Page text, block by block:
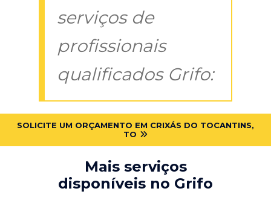
serviços de
profissionais
qualificados Grifo:
SOLICITE UM ORÇAMENTO EM CRIXÁS DO TOCANTINS,
TO
Mais serviços
disponíveis no Grifo